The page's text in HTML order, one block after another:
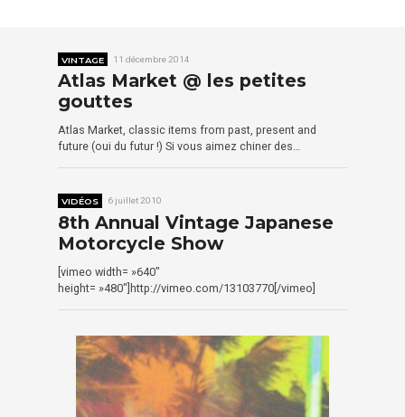
VINTAGE 11 décembre 2014
Atlas Market @ les petites
gouttes
Atlas Market, classic items from past, present and
future (oui du futur !) Si vous aimez chiner des…
VIDÉOS 6 juillet 2010
8th Annual Vintage Japanese
Motorcycle Show
[vimeo width= »640″
height= »480″]http://vimeo.com/13103770[/vimeo]